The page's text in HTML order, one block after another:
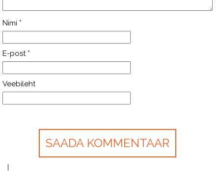
Nimi *
E-post *
Veebileht